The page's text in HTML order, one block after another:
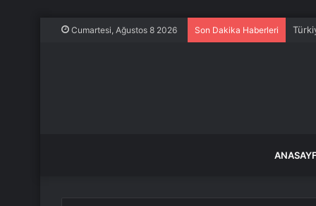
Cumartesi, Ağustos 8 2026 Son Dakika Haberleri Araç